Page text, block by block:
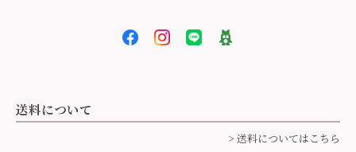
送料について
> 送料についてはこちら